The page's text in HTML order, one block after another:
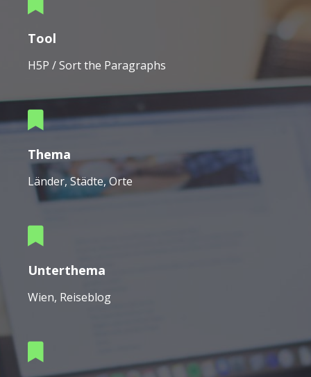
Tool
H5P / Sort the Paragraphs
Thema
Länder, Städte, Orte
Unterthema
Wien, Reiseblog